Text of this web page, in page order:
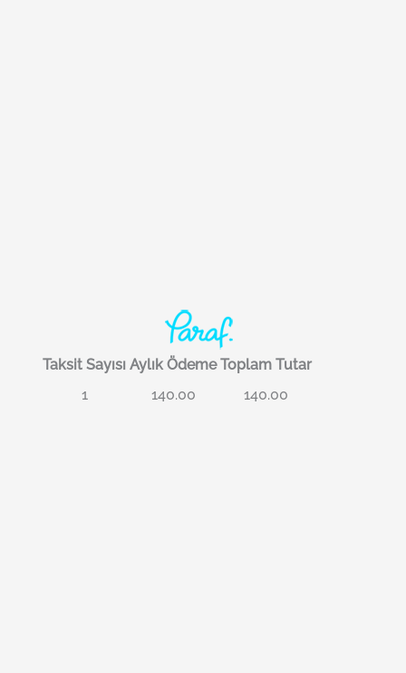
Taksit Sayısı Aylık Ödeme Toplam Tutar
1
140.00 140.00